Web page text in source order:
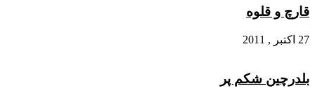
قارچ و قلوه
27 اکتبر , 2011
بلدرچین شکم پر